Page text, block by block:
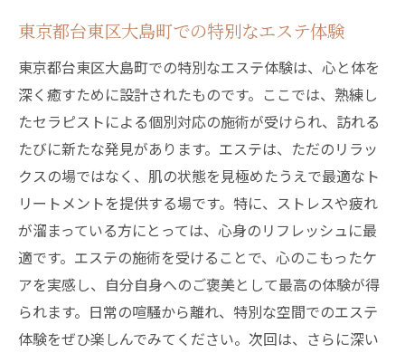
東京都台東区大島町での特別なエステ体験
東京都台東区大島町での特別なエステ体験は、心と体を
深く癒すために設計されたものです。ここでは、熟練し
たセラピストによる個別対応の施術が受けられ、訪れる
たびに新たな発見があります。エステは、ただのリラッ
クスの場ではなく、肌の状態を見極めたうえで最適なト
リートメントを提供する場です。特に、ストレスや疲れ
が溜まっている方にとっては、心身のリフレッシュに最
適です。エステの施術を受けることで、心のこもったケ
アを実感し、自分自身へのご褒美として最高の体験が得
られます。日常の喧騒から離れ、特別な空間でのエステ
体験をぜひ楽しんでみてください。次回は、さらに深い